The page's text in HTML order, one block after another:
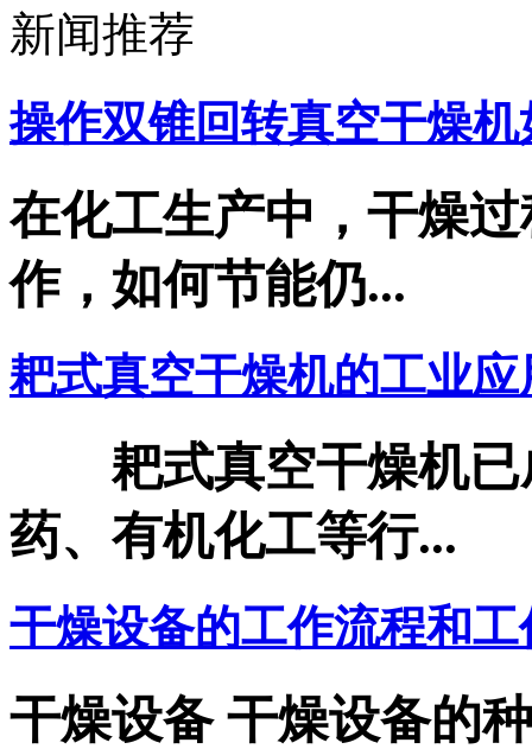
新闻推荐
操作双锥回转真空干燥机
在化工生产中，干燥
作，如何节能仍...
耙式真空干燥机的工业应
耙式真空干燥机已
药、有机化工等行...
干燥设备的工作流程和工
干燥设备 干燥设备的